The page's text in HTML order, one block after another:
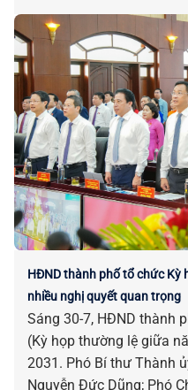
HĐND thành phố tổ chức Kỳ
nhiều nghị quyết quan trọng
Sáng 30-7, HĐND thành
(Kỳ họp thường lệ giữa
2031. Phó Bí thư Thành
Nguyễn Đức Dũng; Phó